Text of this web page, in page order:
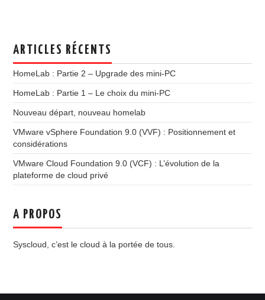
ARTICLES RÉCENTS
HomeLab : Partie 2 – Upgrade des mini-PC
HomeLab : Partie 1 – Le choix du mini-PC
Nouveau départ, nouveau homelab
VMware vSphere Foundation 9.0 (VVF) : Positionnement et
considérations
VMware Cloud Foundation 9.0 (VCF) : L’évolution de la
plateforme de cloud privé
A PROPOS
Syscloud, c’est le cloud à la portée de tous.